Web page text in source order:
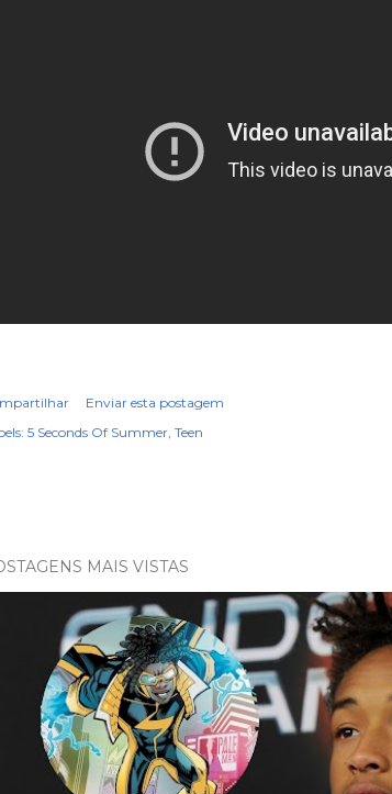
Enviar esta postagem
5 Seconds Of Summer Teen
MAIS VISTAS